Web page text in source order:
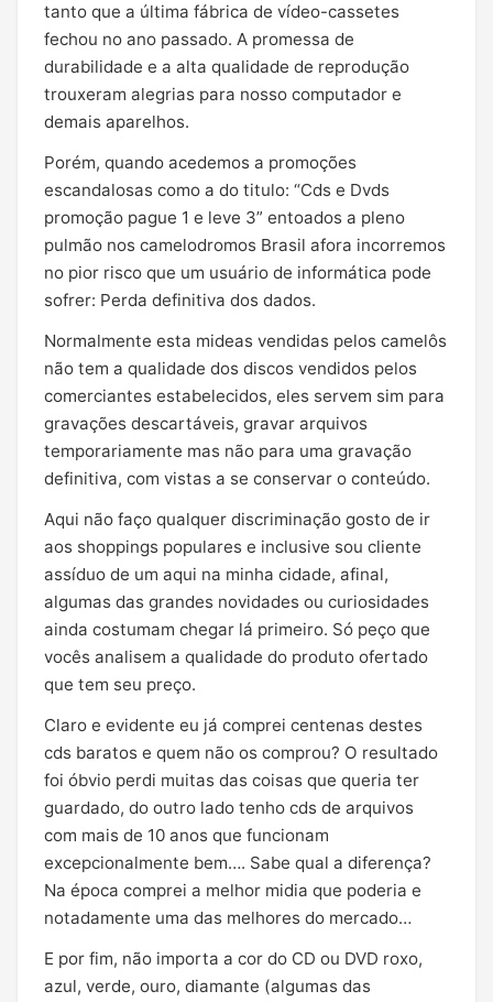
tanto que a última fábrica de vídeo-cassetes
fechou no ano passado. A promessa de
durabilidade e a alta qualidade de reprodução
trouxeram alegrias para nosso computador e
demais aparelhos.
Porém, quando acedemos a promoções
escandalosas como a do titulo: “Cds e Dvds
promoção pague 1 e leve 3” entoados a pleno
pulmão nos camelodromos Brasil afora incorremos
no pior risco que um usuário de informática pode
sofrer: Perda definitiva dos dados.
Normalmente esta mideas vendidas pelos camelôs
não tem a qualidade dos discos vendidos pelos
comerciantes estabelecidos, eles servem sim para
gravações descartáveis, gravar arquivos
temporariamente mas não para uma gravação
definitiva, com vistas a se conservar o conteúdo.
Aqui não faço qualquer discriminação gosto de ir
aos shoppings populares e inclusive sou cliente
assíduo de um aqui na minha cidade, afinal,
algumas das grandes novidades ou curiosidades
ainda costumam chegar lá primeiro. Só peço que
vocês analisem a qualidade do produto ofertado
que tem seu preço.
Claro e evidente eu já comprei centenas destes
cds baratos e quem não os comprou? O resultado
foi óbvio perdi muitas das coisas que queria ter
guardado, do outro lado tenho cds de arquivos
com mais de 10 anos que funcionam
excepcionalmente bem…. Sabe qual a diferença?
Na época comprei a melhor midia que poderia e
notadamente uma das melhores do mercado…
E por fim, não importa a cor do CD ou DVD roxo,
azul, verde, ouro, diamante (algumas das